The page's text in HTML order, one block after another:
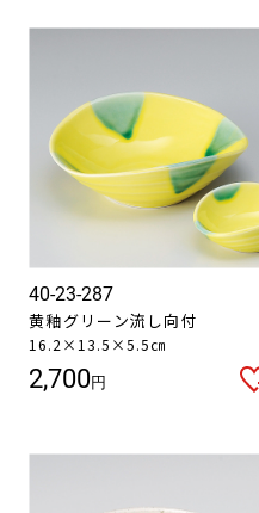
40-23-287
黄釉グリーン流し向付
16.2×13.5×5.5㎝
2,700円